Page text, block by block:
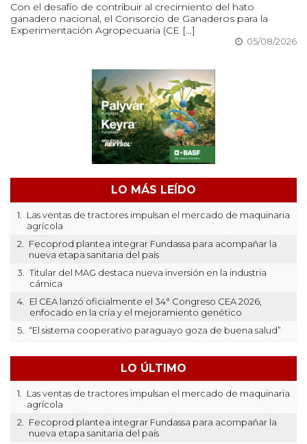
Con el desafío de contribuir al crecimiento del hato
ganadero nacional, el Consorcio de Ganaderos para la
Experimentación Agropecuaria (CE [...]
05/08/2026
LO MÁS LEÍDO
1.
Las ventas de tractores impulsan el mercado de maquinaria
agrícola
2.
Fecoprod plantea integrar Fundassa para acompañar la
nueva etapa sanitaria del país
3.
Titular del MAG destaca nueva inversión en la industria
cárnica
4.
El CEA lanzó oficialmente el 34° Congreso CEA 2026,
enfocado en la cría y el mejoramiento genético
5.
“El sistema cooperativo paraguayo goza de buena salud”
LO ÚLTIMO
1.
Las ventas de tractores impulsan el mercado de maquinaria
agrícola
2.
Fecoprod plantea integrar Fundassa para acompañar la
nueva etapa sanitaria del país